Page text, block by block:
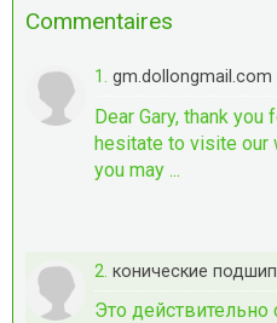
Commentaires
1. gm.dollongmail.com
Dear Gary, thank you
hesitate to visite our
you may ...
2. конические
Это